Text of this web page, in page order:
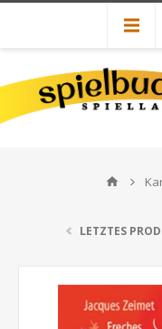
LETZTES